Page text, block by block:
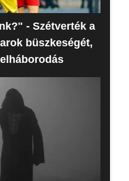
- Szétverték a
büszkeségét,